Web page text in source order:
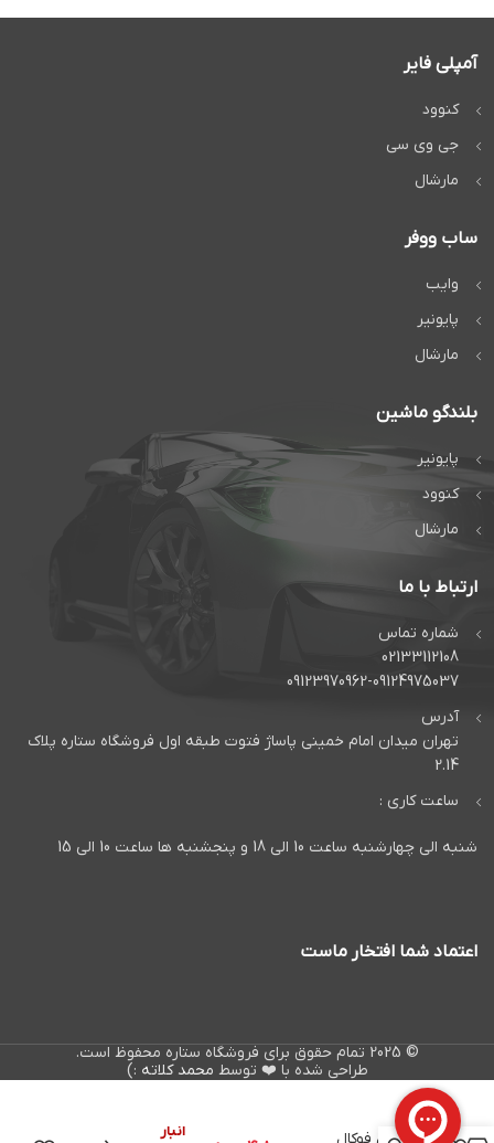
آمپلی فایر
کنوود
جی وی سی
مارشال
ساب ووفر
وایب
پایونیر
مارشال
بلندگو ماشین
پایونیر
کنوود
مارشال
ارتباط با ما
شماره تماس
02133112108
09123970962-09124975037
آدرس
تهران میدان امام خمینی پاساژ فتوت طبقه اول فروشگاه ستاره پلاک
2.14
ساعت کاری :
شنبه الی چهارشنبه ساعت 10 الی 18 و پنجشنبه ها ساعت 10 الی 15
اعتماد شما افتخار ماست
© 2025 تمام حقوق برای فروشگاه ستاره محفوظ است.
طراحی شده با ❤️ توسط محمد کلاته :)
انبار
0